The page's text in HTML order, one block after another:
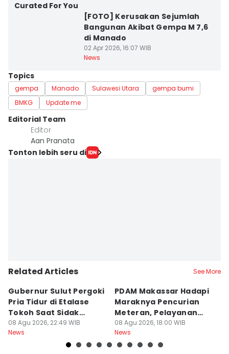
Curated For You
[FOTO] Kerusakan Sejumlah
Bangunan Akibat Gempa M 7,6
di Manado
02 Apr 2026, 16:07 WIB
News
Topics
gempa Manado Sulawesi Utara
gempa bumi
BMKG
Update me
Editorial Team
Editor
Aan Pranata
Tonton lebih seru di
Related Articles See More
Gubernur Sulut Pergoki
Pria Tidur di Etalase
Tokoh Saat Sidak
Gedung
08 Agu 2026, 22:49 WIB
News
PDAM Makassar Hadapi
Maraknya Pencurian
Meteran, Pelayanan
Ikut Terdampak
08 Agu 2026, 18:00 WIB
News